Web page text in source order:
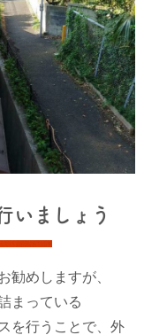
いましょう
勧めしますが、
まっている
を行うことで、外